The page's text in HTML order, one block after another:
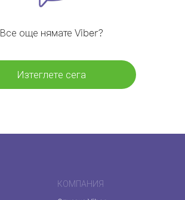
Все още нямате Viber?
Изтеглете сега
КОМПАНИЯ